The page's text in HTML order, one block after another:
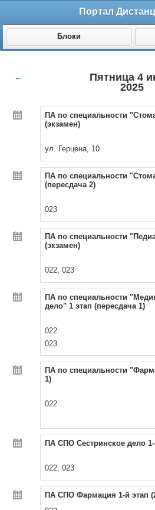
Блоки
←
Пятница 4
2025
ПА по специальности
(экзамен)
ул. Герцена, 10
ПА по специальности
(пересдача 2)
023
ПА по специальности
(экзамен)
022, 023
ПА по специальности
дело" 1 этап (пересдача 1)
022
023
ПА по специальности
1)
022
ПА СПО Сестринское дело 1-
022, 023
ПА СПО Фармация 1-й этап